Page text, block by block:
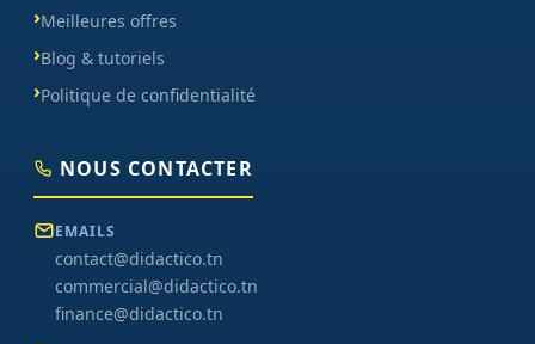
Meilleures offres
Blog & tutoriels
Politique de confidentialité
NOUS CONTACTER
EMAILS
contact@didactico.tn
commercial@didactico.tn
finance@didactico.tn